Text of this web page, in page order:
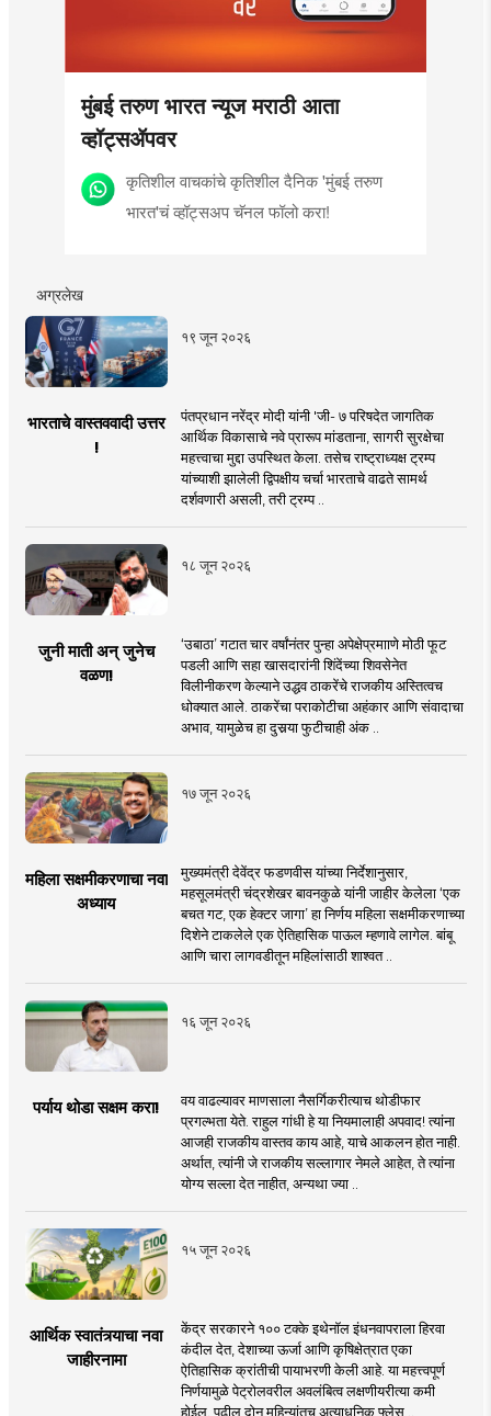
मुंबई तरुण भारत न्यूज मराठी आता
व्हॉट्सॲपवर
कृतिशील वाचकांचे कृतिशील दैनिक 'मुंबई तरुण
भारत'चं व्हॉट्सअप चॅनल फॉलो करा!
अग्रलेख
१९ जून २०२६
भारताचे वास्तववादी उत्तर
!
पंतप्रधान नरेंद्र मोदी यांनी 'जी- ७ परिषदेत जागतिक
आर्थिक विकासाचे नवे प्रारूप मांडताना, सागरी सुरक्षेचा
महत्त्वाचा मुद्दा उपस्थित केला. तसेच राष्ट्राध्यक्ष ट्रम्प
यांच्याशी झालेली द्विपक्षीय चर्चा भारताचे वाढते सामर्थ
दर्शवणारी असली, तरी ट्रम्प ..
१८ जून २०२६
जुनी माती अन् जुनेच
वळण!
‘उबाठा’ गटात चार वर्षांनंतर पुन्हा अपेक्षेप्रमााणे मोठी फूट
पडली आणि सहा खासदारांनी शिंदेंच्या शिवसेनेत
विलीनीकरण केल्याने उद्धव ठाकरेंचे राजकीय अस्तित्वच
धोक्यात आले. ठाकरेंचा पराकोटीचा अहंकार आणि संवादाचा
अभाव, यामुळेच हा दुसर्‍या फुटीचाही अंक ..
१७ जून २०२६
महिला सक्षमीकरणाचा नवा
अध्याय
मुख्यमंत्री देवेंद्र फडणवीस यांच्या निर्देशानुसार,
महसूलमंत्री चंद्रशेखर बावनकुळे यांनी जाहीर केलेला ‘एक
बचत गट, एक हेक्टर जागा’ हा निर्णय महिला सक्षमीकरणाच्या
दिशेने टाकलेले एक ऐतिहासिक पाऊल म्हणावे लागेल. बांबू
आणि चारा लागवडीतून महिलांसाठी शाश्वत ..
१६ जून २०२६
पर्याय थोडा सक्षम करा!
वय वाढल्यावर माणसाला नैसर्गिकरीत्याच थोडीफार
प्रगल्भता येते. राहुल गांधी हे या नियमालाही अपवाद! त्यांना
आजही राजकीय वास्तव काय आहे, याचे आकलन होत नाही.
अर्थात, त्यांनी जे राजकीय सल्लागार नेमले आहेत, ते त्यांना
योग्य सल्ला देत नाहीत, अन्यथा ज्या ..
१५ जून २०२६
आर्थिक स्वातंत्र्याचा नवा
जाहीरनामा
केंद्र सरकारने १०० टक्के इथेनॉल इंधनवापराला हिरवा
कंदील देत, देशाच्या ऊर्जा आणि कृषिक्षेत्रात एका
ऐतिहासिक क्रांतीची पायाभरणी केली आहे. या महत्त्वपूर्ण
निर्णयामुळे पेट्रोलवरील अवलंबित्व लक्षणीयरीत्या कमी
होईल. पुढील दोन महिन्यांतच अत्याधुनिक फ्लेस ..